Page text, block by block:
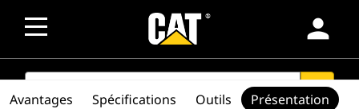
person
SEARCH search
Avantages Spécifications Outils Présentation